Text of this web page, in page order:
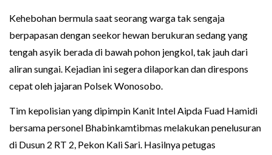
Kehebohan bermula saat seorang warga tak sengaja
berpapasan dengan seekor hewan berukuran sedang yang
tengah asyik berada di bawah pohon jengkol, tak jauh dari
aliran sungai. Kejadian ini segera dilaporkan dan direspons
cepat oleh jajaran Polsek Wonosobo.
Tim kepolisian yang dipimpin Kanit Intel Aipda Fuad Hamidi
bersama personel Bhabinkamtibmas melakukan penelusuran
di Dusun 2 RT 2, Pekon Kali Sari. Hasilnya petugas